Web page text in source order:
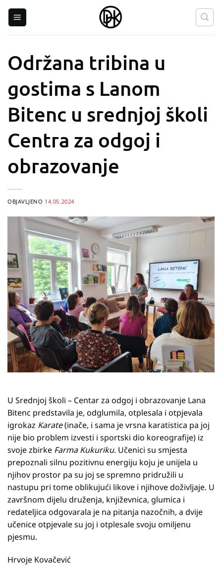
Održana tribina u
gostima s Lanom
Bitenc u srednjoj školi
Centra za odgoj i
obrazovanje
OBJAVLJENO 14.05.2024
U Srednjoj školi – Centar za odgoj i obrazovanje Lana
Bitenc predstavila je, odglumila, otplesala i otpjevala
igrokaz Karate(inače, i sama je vrsna karatistica pa joj
nije bio problem izvesti i sportski dio koreografije) iz
svoje zbirke Farma Kukuriku. Učenici su smjesta
prepoznali silnu pozitivnu energiju koju je unijela u
njihov prostor pa su joj se spremno pridružili u
nastupu pri tome oblikujući likove i njihove doživljaje. U
završnom dijelu druženja, književnica, glumica i
redateljica odgovarala je na pitanja nazočnih, a dvije
učenice otpjevale su joj i otplesale svoju omiljenu
pjesmu.
Hrvoje Kovačević